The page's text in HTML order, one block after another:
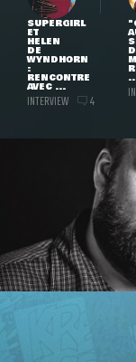
SUPERGIRL
ET
HELEN
DE
WYNDHORN
:
RENCONTRE
AVEC ...
INTERVIEW 4